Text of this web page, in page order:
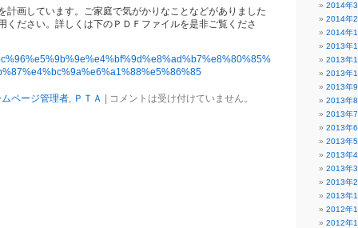
計画しています。ご家庭で気がかりなことなどがありました
ください。詳しくは下のＰＤＦファイルを是非ご覧くださ
ページ管理者, ＰＴＡ コメントは受け付けていません。
2014年3
2014年2
2014年1
2013年
2013年
2013年
2013年9
2013年8
2013年7
2013年6
2013年5
2013年4
2013年3
2013年2
2013年1
2012年
2012年